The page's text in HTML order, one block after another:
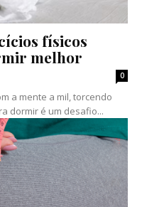
físicos
melhor
0
a mente a mil, torcendo
dormir é um desafio...